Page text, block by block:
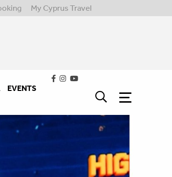
My Cyprus Travel
EVENTS